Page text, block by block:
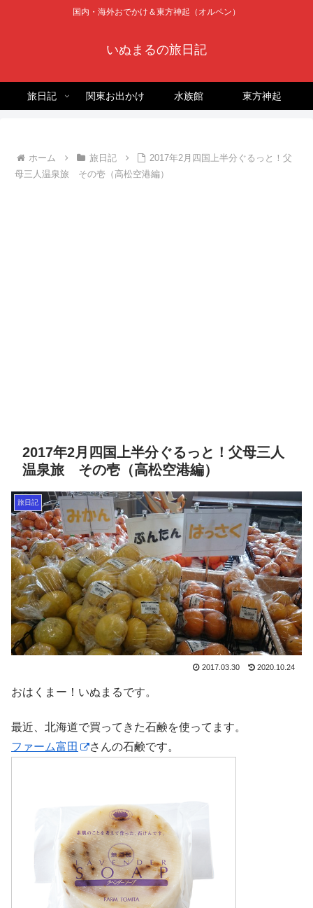
国内・海外おでかけ＆東方神起（オルペン）
いぬまるの旅日記
旅日記 関東お出かけ 水族館 東方神起
ホーム 旅日記
2017年2月四国上半分ぐるっと！父
母三人温泉旅 その壱（高松空港編）
2017年2月四国上半分ぐるっと！父母三人
温泉旅 その壱（高松空港編）
旅日記
2017.03.30 2020.10.24
おはくまー！いぬまるです。
最近、北海道で買ってきた石鹸を使ってます。
ファーム富田
さんの石鹸です。